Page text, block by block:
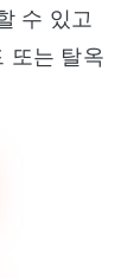
수 있고
또는 탈옥